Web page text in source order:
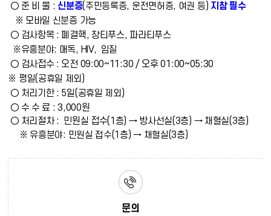
○ 준 비 물 : 신분증(주민등록증, 운전면허증, 여권 등) 지참 필수
※ 모바일 신분증 가능
○ 검사항목 : 폐결핵, 장티푸스, 파라티푸스
※유흥분야: 매독, HIV, 임질
○ 검사접수 : 오전 09:00~11:30 / 오후 01:00~05:30
※ 평일(공휴일 제외)
○ 처리기한 : 5일(공휴일 제외)
○ 수 수 료 : 3,000원
○ 처리절차 : 민원실 접수(1층) → 방사선실(3층) → 채혈실(3층)
※ 유흥분야: 민원실 접수(1층) → 채혈실(3층)
문의